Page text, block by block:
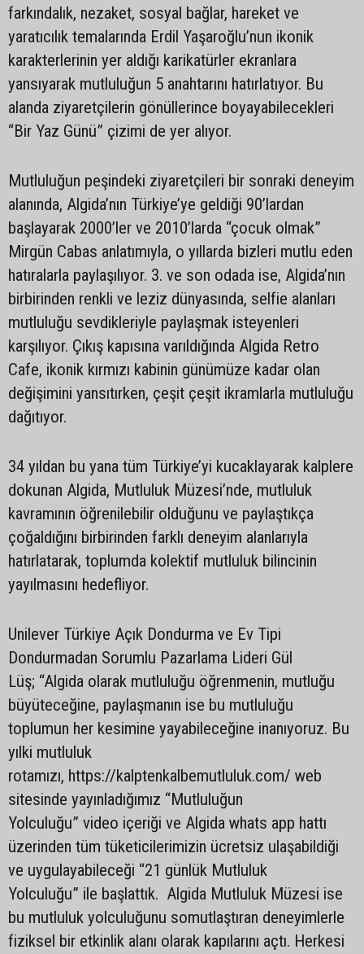
farkındalık, nezaket, sosyal bağlar, hareket ve
yaratıcılık temalarında Erdil Yaşaroğlu’nun ikonik
karakterlerinin yer aldığı karikatürler ekranlara
yansıyarak mutluluğun 5 anahtarını hatırlatıyor. Bu
alanda ziyaretçilerin gönüllerince boyayabilecekleri
“Bir Yaz Günü” çizimi de yer alıyor.
Mutluluğun peşindeki ziyaretçileri bir sonraki deneyim
alanında, Algida’nın Türkiye’ye geldiği 90’lardan
başlayarak 2000’ler ve 2010’larda “çocuk olmak”
Mirgün Cabas anlatımıyla, o yıllarda bizleri mutlu eden
hatıralarla paylaşılıyor. 3. ve son odada ise, Algida’nın
birbirinden renkli ve leziz dünyasında, selfie alanları
mutluluğu sevdikleriyle paylaşmak isteyenleri
karşılıyor. Çıkış kapısına varıldığında Algida Retro
Cafe, ikonik kırmızı kabinin günümüze kadar olan
değişimini yansıtırken, çeşit çeşit ikramlarla mutluluğu
dağıtıyor.
34 yıldan bu yana tüm Türkiye’yi kucaklayarak kalplere
dokunan Algida, Mutluluk Müzesi’nde, mutluluk
kavramının öğrenilebilir olduğunu ve paylaştıkça
çoğaldığını birbirinden farklı deneyim alanlarıyla
hatırlatarak, toplumda kolektif mutluluk bilincinin
yayılmasını hedefliyor.
Unilever Türkiye Açık Dondurma ve Ev Tipi
Dondurmadan Sorumlu Pazarlama Lideri Gül
Lüş; “Algida olarak mutluluğu öğrenmenin, mutluğu
büyüteceğine, paylaşmanın ise bu mutluluğu
toplumun her kesimine yayabileceğine inanıyoruz. Bu
yılki mutluluk
rotamızı, https://kalptenkalbemutluluk.com/ web
sitesinde yayınladığımız “Mutluluğun
Yolculuğu” video içeriği ve Algida whats app hattı
üzerinden tüm tüketicilerimizin ücretsiz ulaşabildiği
ve uygulayabileceği “21 günlük Mutluluk
Yolculuğu” ile başlattık. Algida Mutluluk Müzesi ise
bu mutluluk yolculuğunu somutlaştıran deneyimlerle
fiziksel bir etkinlik alanı olarak kapılarını açtı. Herkesi